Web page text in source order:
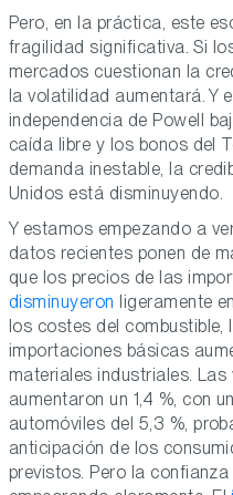
Pero, en la práctica, este
fragilidad significativa. Si
mercados cuestionan la
la volatilidad aumentará. Y
independencia de Powell
caída libre y los bonos del
demanda inestable, la
Unidos está disminuyendo.
Y estamos empezando a
datos recientes ponen de
que los precios de las
disminuyeron ligeramente
los costes del combustible,
importaciones básicas
materiales industriales.
aumentaron un 1,4 %, con
automóviles del 5,3 %,
anticipación de los
previstos. Pero la